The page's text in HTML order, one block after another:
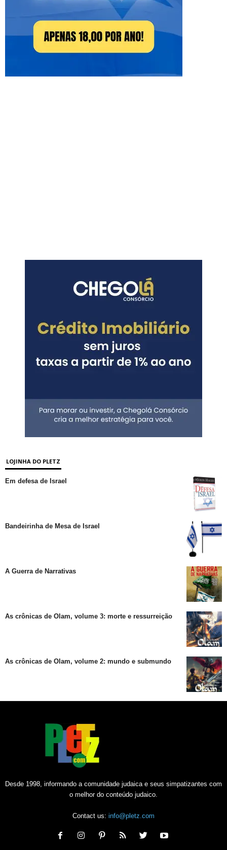
LOJINHA DO PLETZ
Em defesa de Israel
Bandeirinha de Mesa de Israel
A Guerra de Narrativas
As crônicas de Olam, volume 3: morte e ressurreição
As crônicas de Olam, volume 2: mundo e submundo
Desde 1998, informando a comunidade judaica e seus simpatizantes com
o melhor do conteúdo judaico.
Contact us: info@pletz.com